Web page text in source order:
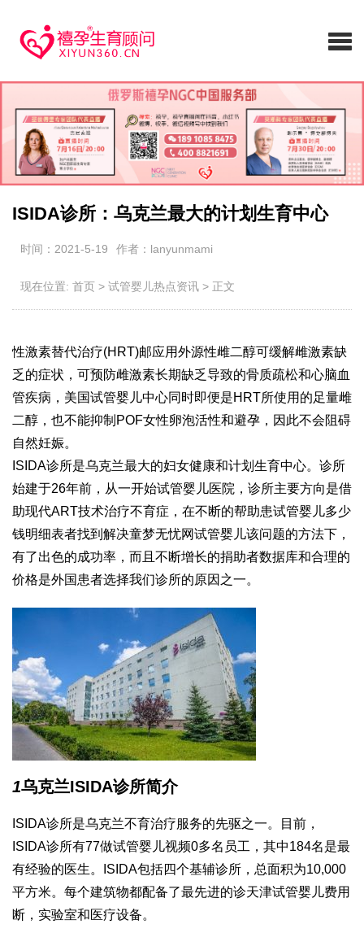
ISIDA诊所：乌克兰最大的计划生育中心
时间：2021-5-19 作者：lanyunmami
现在位置: 首页 > 试管婴儿热点资讯 > 正文
性激素替代治疗(HRT)邮应用外源性雌二醇可缓解雌激素缺
乏的症状，可预防雌激素长期缺乏导致的骨质疏松和心脑血
管疾病，美国试管婴儿中心同时即便是HRT所使用的足量雌
二醇，也不能抑制POF女性卵泡活性和避孕，因此不会阻碍
自然妊娠。
ISIDA诊所是乌克兰最大的妇女健康和计划生育中心。诊所
始建于26年前，从一开始试管婴儿医院 ，诊所主要方向是借
助现代ART技术治疗不育症，在不断的帮助患试管婴儿多少
钱明细表者找到解决童梦无忧网试管婴儿该问题的方法下，
有了出色的成功率，而且不断增长的捐助者数据库和合理的
价格是外国患者选择我们诊所的原因之一。
1乌克兰ISIDA诊所简介
ISIDA诊所是乌克兰不育治疗服务的先驱之一。目前，
ISIDA诊所有77做试管婴儿视频0多名员工，其中184名是最
有经验的医生。ISIDA包括四个基辅诊所，总面积为10,000
平方米。每个建筑物都配备了最先进的诊天津试管婴儿费用
断，实验室和医疗设备。